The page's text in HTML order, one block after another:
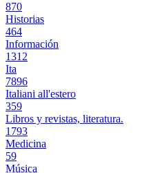
870
Historias
464
Información
1312
Ita
7896
Italiani all'estero
359
Libros y revistas, literatura.
1793
Medicina
59
Música